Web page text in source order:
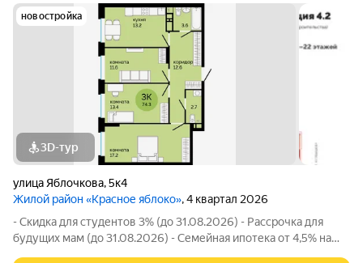
новостройка
3D-тур
улица Яблочкова,5к4
Жилой район «Красное яблоко», 4 квартал 2026
- Скидка для студентов 3% (до 31.08.2026) - Рассрочка для
будущих мам (до 31.08.2026) - Семейная ипотека от 4,5% на